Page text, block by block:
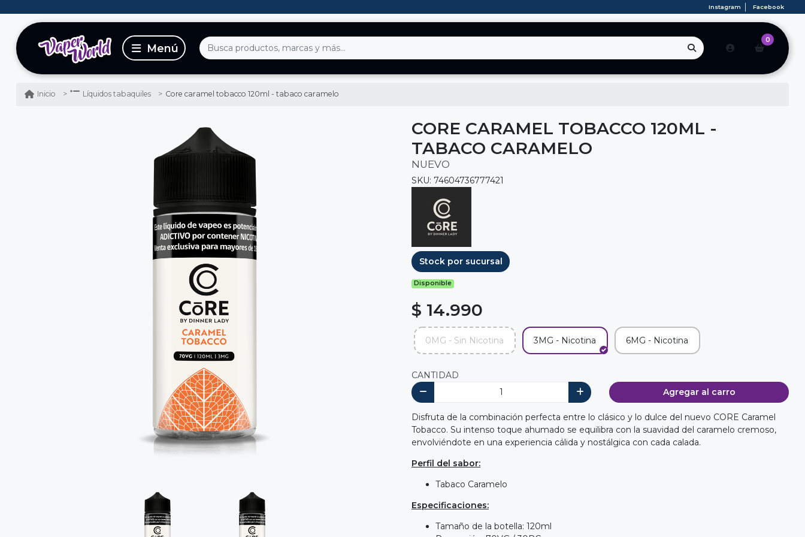
Instagram Facebook
0
Inicio Líquidos tabaquiles Core caramel tobacco 120ml - tabaco caramelo
CORE CARAMEL TOBACCO 120ML -
TABACO CARAMELO
NUEVO
SKU: 74604736777421
Stock por sucursal
Disponible
$ 14.990
0MG - Sin Nicotina 3MG - Nicotina 6MG - Nicotina
CANTIDAD
Agregar al carro
Disfruta de la combinación perfecta entre lo clásico y lo dulce del nuevo CORE Caramel
Tobacco. Su intenso toque ahumado se equilibra con la suavidad del caramelo cremoso,
envolviéndote en una experiencia cálida y nostálgica con cada calada.
Perfil del sabor:
Tabaco Caramelo
Especificaciones:
Tamaño de la botella: 120ml